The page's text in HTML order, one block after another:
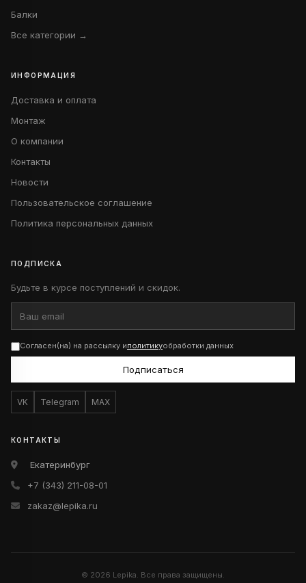
Балки
Все категории →
ИНФОРМАЦИЯ
Доставка и оплата
Монтаж
О компании
Контакты
Новости
Пользовательское соглашение
Политика персональных данных
ПОДПИСКА
Будьте в курсе поступлений и скидок.
Согласен(на) на рассылку иполитикуобработки данных
Подписаться
VK Telegram MAX
КОНТАКТЫ
Екатеринбург
+7 (343) 211-08-01
zakaz@lepika.ru
© 2026 Lepika. Все права защищены.